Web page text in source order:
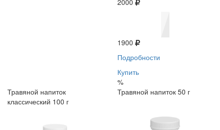
1900
Подробности
Купить
%
Травяной напиток
классический 100 г
Травяной напиток 50 г